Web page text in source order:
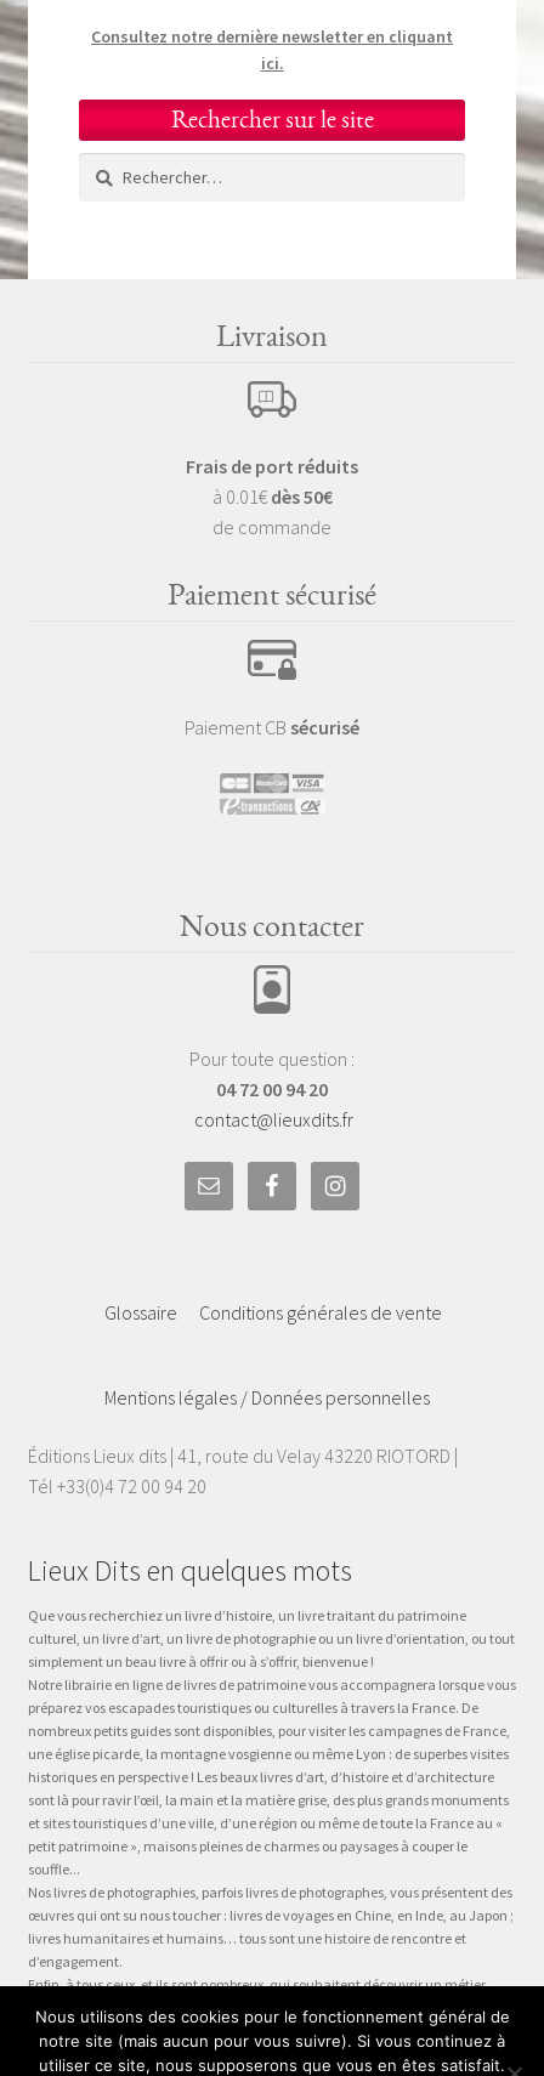
Consultez notre dernière newsletter en cliquant
ici.
Rechercher sur le site
Rechercher :
Livraison
Frais de port réduits
à 0.01€ dès 50€
de commande
Paiement sécurisé
Paiement CB sécurisé
Nous contacter
Pour toute question :
04 72 00 94 20
contact@lieuxdits.fr
Glossaire Conditions générales de vente
Mentions légales / Données personnelles
Éditions Lieux dits | 41, route du Velay 43220 RIOTORD |
Tél +33(0)4 72 00 94 20
Lieux Dits en quelques mots
Que vous recherchiez un livre d’histoire, un livre traitant du patrimoine
culturel, un livre d’art, un livre de photographie ou un livre d’orientation, ou tout
simplement un beau livre à offrir ou à s’offrir, bienvenue !
Notre librairie en ligne de livres de patrimoine vous accompagnera lorsque vous
préparez vos escapades touristiques ou culturelles à travers la France. De
nombreux petits guides sont disponibles, pour visiter les campagnes de France,
une église picarde, la montagne vosgienne ou même Lyon : de superbes visites
historiques en perspective ! Les beaux livres d’art, d’histoire et d’architecture
sont là pour ravir l’œil, la main et la matière grise, des plus grands monuments
et sites touristiques d’une ville, d’une région ou même de toute la France au «
petit patrimoine », maisons pleines de charmes ou paysages à couper le
souffle...
Nos livres de photographies, parfois livres de photographes, vous présentent des
œuvres qui ont su nous toucher : livres de voyages en Chine, en Inde, au Japon ;
livres humanitaires et humains… tous sont une histoire de rencontre et
d’engagement.
Enfin, à tous ceux, et ils sont nombreux, qui souhaitent découvrir un métier,
préparer leur formation ou choisir leur orientation, à la question « quel métier ?
» nous dédions la collection Être, véritable panorama du monde du travail, plus
qu’un guide des métiers, plus qu’une fiche métier… un test métier, un « stage
Nous utilisons des cookies pour le fonctionnement général de
notre site (mais aucun pour vous suivre). Si vous continuez à
utiliser ce site, nous supposerons que vous en êtes satisfait.